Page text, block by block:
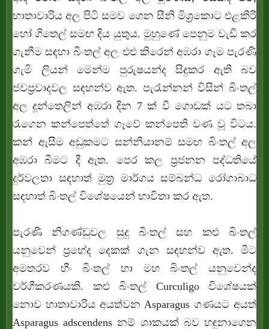
හාතාවාරිය අල පිටි සමව ගෙන සීනි මිශ්‍රකොට එළකිරි
හෝ ගිතෙල් සමඟ දිය යුතුය. මුහුණේ පෙනුම වැඩි කර
ගැනීම සඳහා බිංතල් අල එළු කිරෙන් අඹරා ගෑම පැරණි
ගැමි ලියන් මෙන්ම පුරුෂයන්ද සිදුකර ඇති බව
ජවප්‍රවාදවල සඳහන්ව ඇත. පැරැන්නන් විසින් බිංතල්
අල දූන්තෙලින් අඹරා දින 7 ක් වී ගොඩක් යට තබා
රැගෙන කන්පෙත්තේ ගෑවේ කන්පෙති වණ වූ විටය.
කන් ඇසීම අඩුකමට සන්නියානම් සමඟ බිංතල් අල
අඹරා බීමට දී ඇත. පෙර කල ප්‍රජනන පද්ධතියේ
දුර්වලතා සඳහාත් මුත්‍ර මාර්ගය සම්බන්ධ රෝගාබාධ
සඳහාත් බිංතල් විශේෂයෙන් භාවිතා කර ඇත.
පැරණි නිගණ්ඩුවල සුදු බිංතල් සහ කළු බිංතල්
යනුවෙන් ප්‍රභේද දෙකක් ගැන සඳහන්ව ඇත. මීට
අමතරව හීං බිංතල් හා මහ බිංතල් යනුවෙන්ද
වර්ගීකරණයකි. කළු බිංතල් Curculigo විශේෂයක්
නොව හාතාවාරිය අයත්වන Asparagus ගණයට අයත්
Asparagus adscendens නම් ශාකයක් බව හඳුනාගෙන